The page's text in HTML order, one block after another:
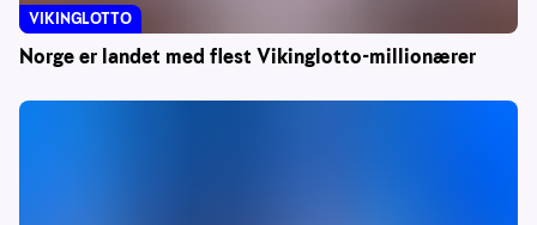
Norge er landet med flest Vikinglotto-millionærer
VIKINGLOTTO